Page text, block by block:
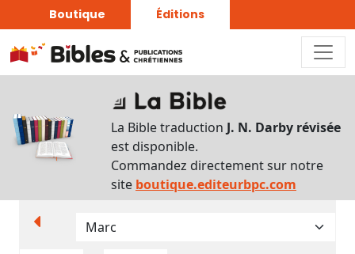
Boutique Éditions
La Bible traduction J. N. Darby révisée
est disponible.
Commandez directement sur notre
site boutique.editeurbpc.com
d’affichage
Par
verset
Translittérations